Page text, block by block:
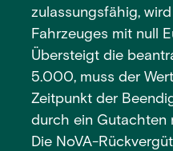
zulassungsfähig,
Fahrzeuges mit null
Übersteigt die
5.000, muss der
Zeitpunkt der
durch ein Gutachten
Die NoVA-